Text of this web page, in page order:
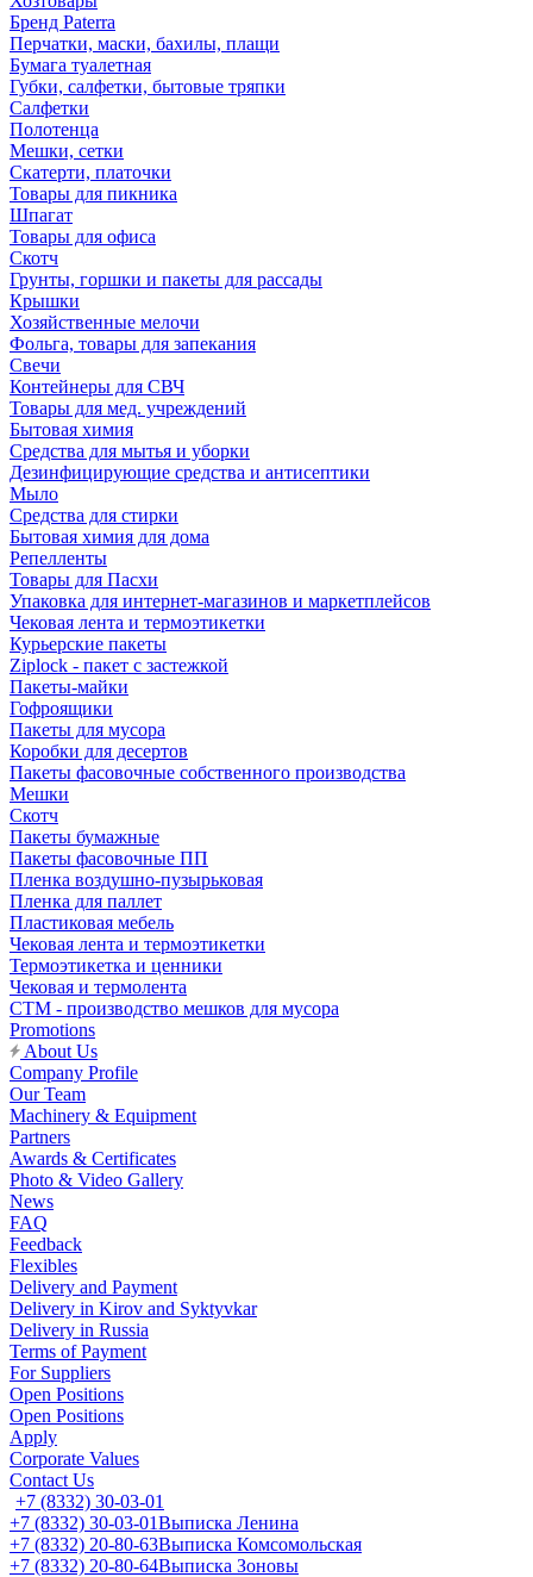
Бренд Paterra
Перчатки, маски, бахилы, плащи
Бумага туалетная
Губки, салфетки, бытовые тряпки
Салфетки
Полотенца
Мешки, сетки
Скатерти, платочки
Товары для пикника
Шпагат
Товары для офиса
Скотч
Грунты, горшки и пакеты для рассады
Крышки
Хозяйственные мелочи
Фольга, товары для запекания
Свечи
Контейнеры для СВЧ
Товары для мед. учреждений
Бытовая химия
Средства для мытья и уборки
Дезинфицирующие средства и антисептики
Мыло
Средства для стирки
Бытовая химия для дома
Репелленты
Товары для Пасхи
Упаковка для интернет-магазинов и маркетплейсов
Чековая лента и термоэтикетки
Курьерские пакеты
Ziplock - пакет с застежкой
Пакеты-майки
Гофроящики
Пакеты для мусора
Коробки для десертов
Пакеты фасовочные собственного производства
Мешки
Скотч
Пакеты бумажные
Пакеты фасовочные ПП
Пленка воздушно-пузырьковая
Пленка для паллет
Пластиковая мебель
Чековая лента и термоэтикетки
Термоэтикетка и ценники
Чековая и термолента
СТМ - производство мешков для мусора
Promotions
About Us
Company Profile
Our Team
Machinery & Equipment
Partners
Awards & Certificates
Photo & Video Gallery
News
FAQ
Feedback
Flexibles
Delivery and Payment
Delivery in Kirov and Syktyvkar
Delivery in Russia
Terms of Payment
For Suppliers
Open Positions
Open Positions
Apply
Corporate Values
Contact Us
+7 (8332) 30-03-01
+7 (8332) 30-03-01Выписка Ленина
+7 (8332) 20-80-63Выписка Комсомольская
+7 (8332) 20-80-64Выписка Зоновы